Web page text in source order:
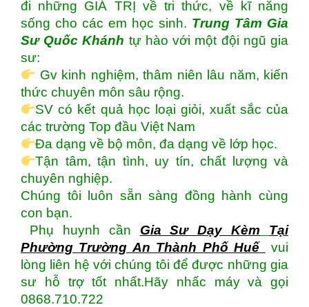
đi những GIÁ TRỊ về tri thức, về kĩ năng
sống cho các em học sinh. Trung Tâm Gia
Sư Quốc Khánh tự hào với một đội ngũ gia
sư:
Gv kinh nghiệm, thâm niên lâu năm, kiến
thức chuyên môn sâu rộng.
SV có kết quả học loại giỏi, xuất sắc của
các trường Top đầu Việt Nam
Đa dạng về bộ môn, đa dạng về lớp học.
Tận tâm, tận tình, uy tín, chất lượng và
chuyên nghiệp.
Chúng tôi luôn sẵn sàng đồng hành cùng
con bạn.
Phụ huynh cần Gia Sư Dạy Kèm
Tại
Phường Trường An Thành Phố Huế
vui
lòng liên hệ với chúng tôi để được những gia
sư hỗ trợ tốt nhất.Hãy nhấc máy và gọi
0868.710.722